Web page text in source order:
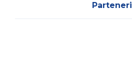
Parteneri